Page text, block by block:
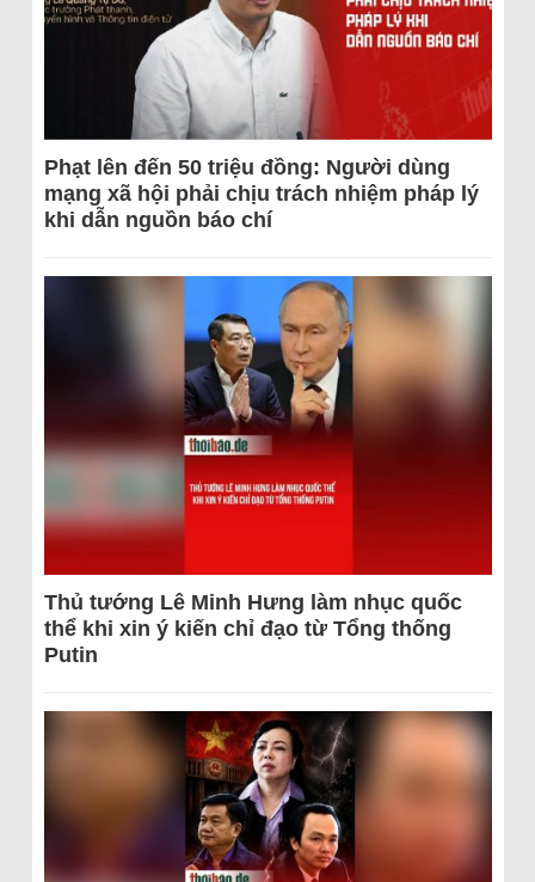
Phạt lên đến 50 triệu đồng: Người dùng
mạng xã hội phải chịu trách nhiệm pháp lý
khi dẫn nguồn báo chí
Thủ tướng Lê Minh Hưng làm nhục quốc
thể khi xin ý kiến chỉ đạo từ Tổng thống
Putin